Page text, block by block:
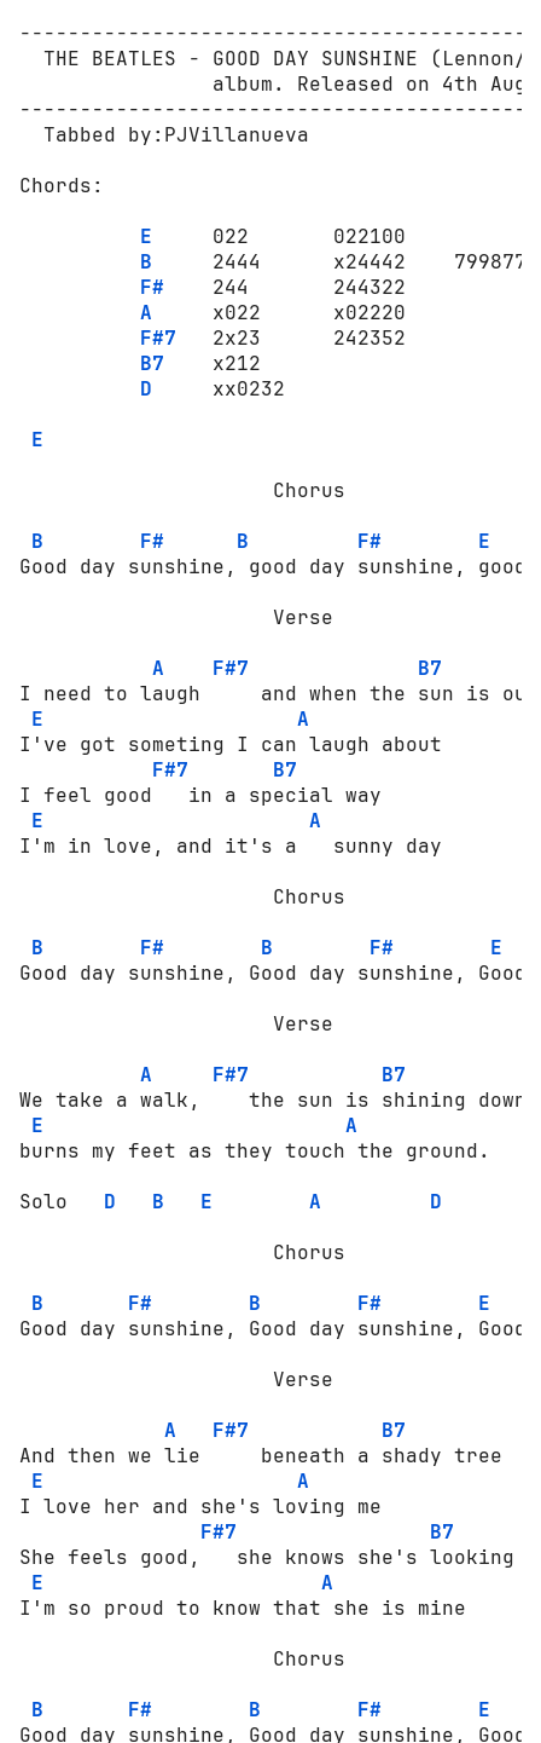
THE BEATLES - GOOD DAY SUNSHINE
album. Released on 4th
  Tabbed by:PJVillanueva
Chords:
E
     022       022100
B
     2444      x24442    799877
F#
    244       244322
A
     x022      x02220
F#7
   2x23      242352
B7
    x212
D
     xx0232
E
                     Chorus
B
F# B F#
E
Good day sunshine, good day sunshine, good
                     Verse
A
F#7
B7
I need to laugh     and when the sun is out
E
A
I've got someting I can laugh about
F#7
B7
I feel good   in a special way
E
A
I'm in love, and it's a   sunny day
                     Chorus
B
F# B F#
E
Good day sunshine, Good day sunshine, Good
                     Verse
A
F#7
B7
We take a walk,    the sun is shining down
E
A
burns my feet as they touch the ground.
Solo D B E A
D
                     Chorus
B
F# B F#
E
Good day sunshine, Good day sunshine, Good
                     Verse
A
F#7
B7
And then we lie     beneath a shady tree
E
A
I love her and she's loving me
F#7
B7
She feels good,   she knows she's looking
E
A
I'm so proud to know that she is mine
                     Chorus
B
F# B F#
E
Good day sunshine, Good day sunshine, Good